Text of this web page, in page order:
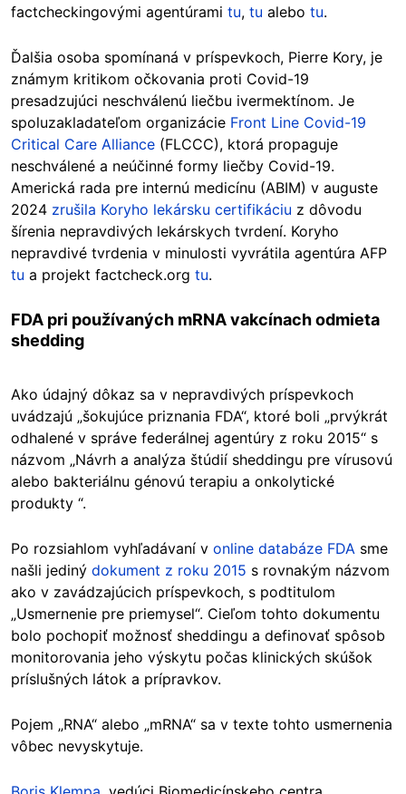
factcheckingovými agentúrami tu, tu alebo tu.
Ďalšia osoba spomínaná v príspevkoch, Pierre Kory, je
známym kritikom očkovania proti Covid-19
presadzujúci neschválenú liečbu ivermektínom. Je
spoluzakladateľom organizácie Front Line Covid-19
Critical Care Alliance (FLCCC), ktorá propaguje
neschválené a neúčinné formy liečby Covid-19.
Americká rada pre internú medicínu (ABIM) v auguste
2024 zrušila Koryho lekársku certifikáciu z dôvodu
šírenia nepravdivých lekárskych tvrdení. Koryho
nepravdivé tvrdenia v minulosti vyvrátila agentúra AFP
tu a projekt factcheck.org tu.
FDA pri používaných mRNA vakcínach odmieta
shedding
Ako údajný dôkaz sa v nepravdivých príspevkoch
uvádzajú „šokujúce priznania FDA“, ktoré boli „prvýkrát
odhalené v správe federálnej agentúry z roku 2015“ s
názvom „Návrh a analýza štúdií sheddingu pre vírusovú
alebo bakteriálnu génovú terapiu a onkolytické
produkty “.
Po rozsiahlom vyhľadávaní v online databáze FDA sme
našli jediný dokument z roku 2015 s rovnakým názvom
ako v zavádzajúcich príspevkoch, s podtitulom
„Usmernenie pre priemysel“. Cieľom tohto dokumentu
bolo pochopiť možnosť sheddingu a definovať spôsob
monitorovania jeho výskytu počas klinických skúšok
príslušných látok a prípravkov.
Pojem „RNA“ alebo „mRNA“ sa v texte tohto usmernenia
vôbec nevyskytuje.